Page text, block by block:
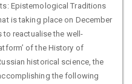
Epistemological Traditions
is taking place on December
to reactualise the well-
of the History of
historical science, the
the following